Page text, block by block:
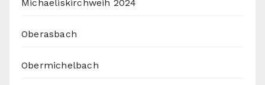
Michaeliskirchweih 2024
Oberasbach
Obermichelbach